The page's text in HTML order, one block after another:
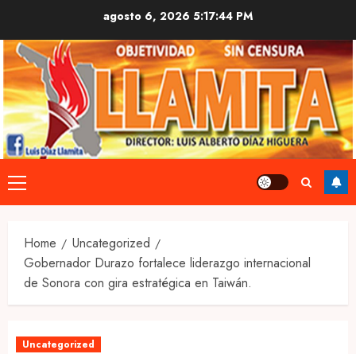
content
agosto 6, 2026 5:17:45 PM
Primary
Menu
Home
Uncategorized
Gobernador Durazo fortalece liderazgo internacional
de Sonora con gira estratégica en Taiwán.
Uncategorized